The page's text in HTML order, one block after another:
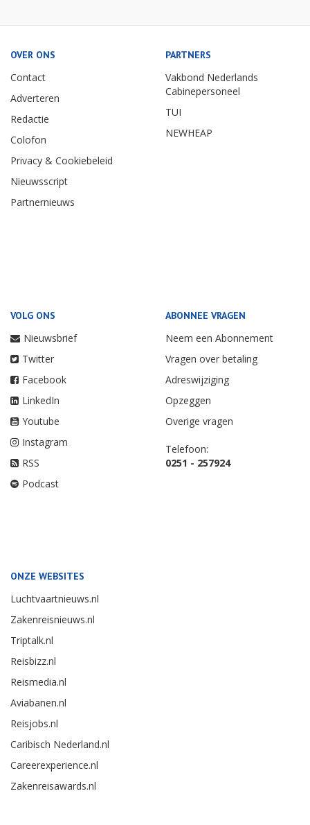
OVER ONS
Contact
Adverteren
Redactie
Colofon
Privacy & Cookiebeleid
Nieuwsscript
Partnernieuws
PARTNERS
Vakbond Nederlands
Cabinepersoneel
TUI
NEWHEAP
VOLG ONS
Nieuwsbrief
Twitter
Facebook
LinkedIn
Youtube
Instagram
RSS
Podcast
ABONNEE VRAGEN
Neem een Abonnement
Vragen over betaling
Adreswijziging
Opzeggen
Overige vragen
Telefoon:
0251 - 257924
ONZE WEBSITES
Luchtvaartnieuws.nl
Zakenreisnieuws.nl
Triptalk.nl
Reisbizz.nl
Reismedia.nl
Aviabanen.nl
Reisjobs.nl
Caribisch Nederland.nl
Careerexperience.nl
Zakenreisawards.nl